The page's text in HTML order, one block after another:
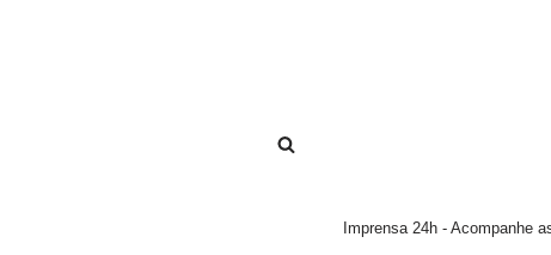
Imprensa 24h - Acompanhe